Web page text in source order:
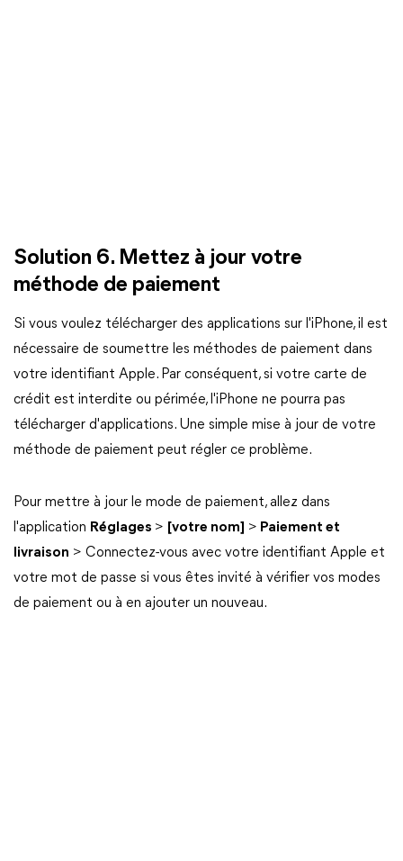
Solution 6. Mettez à jour votre
méthode de paiement
Si vous voulez télécharger des applications sur l'iPhone, il est
nécessaire de soumettre les méthodes de paiement dans
votre identifiant Apple. Par conséquent, si votre carte de
crédit est interdite ou périmée, l'iPhone ne pourra pas
télécharger d'applications. Une simple mise à jour de votre
méthode de paiement peut régler ce problème.
Pour mettre à jour le mode de paiement, allez dans
l'application Réglages > [votre nom] > Paiement et
livraison > Connectez-vous avec votre identifiant Apple et
votre mot de passe si vous êtes invité à vérifier vos modes
de paiement ou à en ajouter un nouveau.